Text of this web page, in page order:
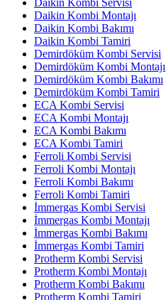
Daikin Kombi Servisi
Daikin Kombi Montajı
Daikin Kombi Bakımı
Daikin Kombi Tamiri
Demirdöküm Kombi Servisi
Demirdöküm Kombi Montajı
Demirdöküm Kombi Bakımı
Demirdöküm Kombi Tamiri
ECA Kombi Servisi
ECA Kombi Montajı
ECA Kombi Bakımı
ECA Kombi Tamiri
Ferroli Kombi Servisi
Ferroli Kombi Montajı
Ferroli Kombi Bakımı
Ferroli Kombi Tamiri
İmmergas Kombi Servisi
İmmergas Kombi Montajı
İmmergas Kombi Bakımı
İmmergas Kombi Tamiri
Protherm Kombi Servisi
Protherm Kombi Montajı
Protherm Kombi Bakımı
Protherm Kombi Tamiri